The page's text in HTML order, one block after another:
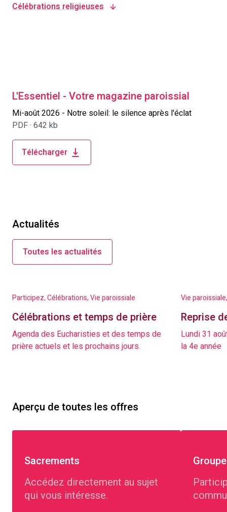
Célébrations religieuses
L'Essentiel - Votre magazine paroissial
Mi-août 2026 - Notre soleil: le silence après l'éclat
PDF · 642 kb
Télécharger
Actualités
Toutes les actualités
Participez, Célébrations, Vie paroissiale
Célébrations et temps de prière
Agenda des Eucharisties et des temps de
prière actuels et les prochains jours.
Vie
Reprise
Lundi 31
la 4e année
Aperçu de toutes les offres
Sacrements
Accédez directement au sujet
qui vous intéresse.